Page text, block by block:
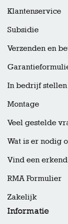
Klantenservice
Subsidie
Verzenden en
In bedrijf stellen
Montage
Veel gestelde
Wat is er nodig
Vind een
RMA Formulier
Zakelijk
Informatie